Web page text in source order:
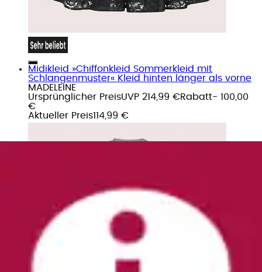
Midikleid »Chiffonkleid Sommerkleid mit
Schlangenmuster« Kleid hinten länger als vorne
MADELEINE
Ursprünglicher PreisUVP 214,99 €Rabatt- 100,00
€
Aktueller Preis114,99 €